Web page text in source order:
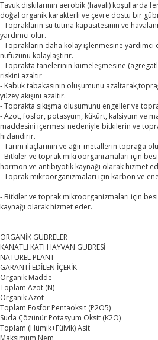
Tavuk dışkılarının aerobik (havalı) koşullarda
doğal organik karakterli ve çevre dostu bir
- Toprakların su tutma kapasitesinin ve
yardımcı olur.
- Toprakların daha kolay işlenmesine
nüfuzunu kolaylaştırır.
- Toprakta tanelerinin kümeleşmesine
riskini azaltır
- Kabuk tabakasının oluşumunu
yüzey akışını azaltır.
- Toprakta sıkışma oluşumunu engeller ve
- Azot, fosfor, potasyum, kükürt, kalsiyum ve
maddesini içermesi nedeniyle bitkilerin ve
hızlandırır.
- Tarım ilaçlarının ve ağır metallerin toprağa
- Bitkiler ve toprak mikroorganizmaları için
hormon ve antibiyotik kaynağı olarak hizmet
- Toprak mikroorganizmaları için karbon ve
- Bitkiler ve toprak mikroorganizmaları için
kaynağı olarak hizmet eder.
ORGANİK GÜBRELER
KANATLI KATI HAYVAN GÜBRESİ
NATUREL PLANT
GARANTİ EDİLEN İÇERİK
Organik Madde
Toplam Azot (N)
Organik Azot
Toplam Fosfor Pentaoksit (P2O5)
Suda Çözünür Potasyum Oksit (K2O)
Toplam (Hümik+Fülvik) Asit
Maksimum Nem